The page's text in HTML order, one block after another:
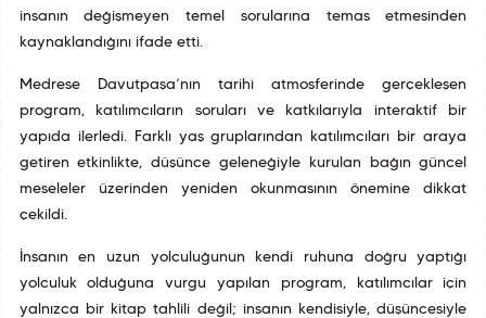
insanın değişmeyen temel sorularına temas etmesinden
kaynaklandığını ifade etti.
Medrese Davutpaşa’nın tarihî atmosferinde gerçekleşen
program, katılımcıların soruları ve katkılarıyla interaktif bir
yapıda ilerledi. Farklı yaş gruplarından katılımcıları bir araya
getiren etkinlikte, düşünce geleneğiyle kurulan bağın güncel
meseleler üzerinden yeniden okunmasının önemine dikkat
çekildi.
İnsanın en uzun yolculuğunun kendi ruhuna doğru yaptığı
yolculuk olduğuna vurgu yapılan program, katılımcılar için
yalnızca bir kitap tahlili değil; insanın kendisiyle, düşüncesiyle